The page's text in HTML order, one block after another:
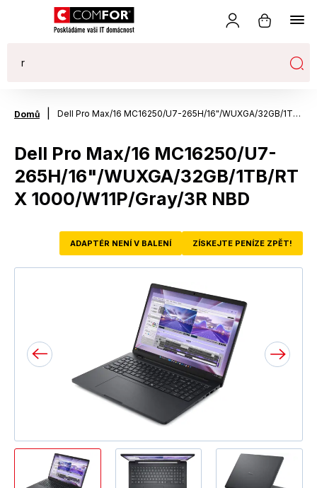
Domů Dell Pro Max/16 MC16250/U7-265H/16"/WUXGA/32GB/1TB/RTX 1000/W11P/Gray/3R NBD
Dell Pro Max/16 MC16250/U7-
265H/16"/WUXGA/32GB/1TB/RT
X 1000/W11P/Gray/3R NBD
ADAPTÉR NENÍ V BALENÍ ZÍSKEJTE PENÍZE ZPĚT!